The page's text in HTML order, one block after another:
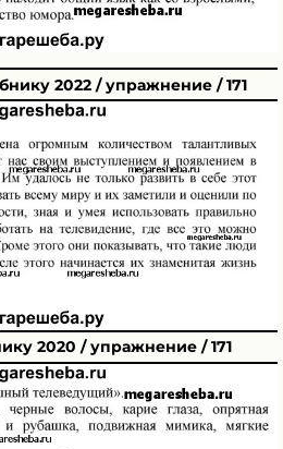
2022 / упражнение / 171
2020 / упражнение / 171